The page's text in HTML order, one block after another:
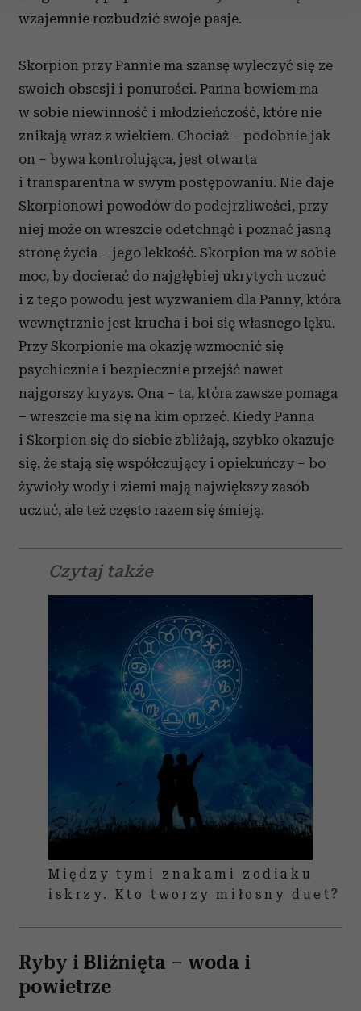
Wykorzystujemy pliki cookie do spersonalizowania treści
analizować ruch w naszej witrynie. Informacje o tym, jak
korzystasz z naszej witryny, udostępniamy partnerom
społecznościowym, reklamowym i analitycznym.
Partnerzy mogą połączyć te informacje z innymi danymi
otrzymanymi od Ciebie lub uzyskanymi podczas
korzystania z ich usług.
wzajemnie rozbudzić swoje pasje.
Skorpion przy Pannie ma szansę wyleczyć się ze
swoich obsesji i ponurości. Panna bowiem ma
w sobie niewinność i młodzieńczość, które nie
znikają wraz z wiekiem. Chociaż – podobnie jak
on – bywa kontrolująca, jest otwarta
i transparentna w swym postępowaniu. Nie daje
Skorpionowi powodów do podejrzliwości, przy
niej może on wreszcie odetchnąć i poznać jasną
stronę życia – jego lekkość. Skorpion ma w sobie
moc, by docierać do najgłębiej ukrytych uczuć
i z tego powodu jest wyzwaniem dla Panny, która
wewnętrznie jest krucha i boi się własnego lęku.
Przy Skorpionie ma okazję wzmocnić się
psychicznie i bezpiecznie przejść nawet
najgorszy kryzys. Ona – ta, która zawsze pomaga
– wreszcie ma się na kim oprzeć. Kiedy Panna
i Skorpion się do siebie zbliżają, szybko okazuje
się, że stają się współczujący i opiekuńczy – bo
żywioły wody i ziemi mają największy zasób
uczuć, ale też często razem się śmieją.
Czytaj także
Między tymi znakami zodiaku
iskrzy. Kto tworzy miłosny duet?
Ryby i Bliźnięta – woda i
powietrze